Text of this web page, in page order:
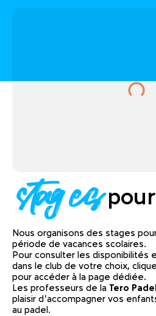
stagespour
Nous organisons des stages
période de vacances scolaires.
Pour consulter les disponibilités
dans le club de votre choix,
pour accéder à la page dédiée.
Les professeurs de la Tero
plaisir d’accompagner vos
au padel.